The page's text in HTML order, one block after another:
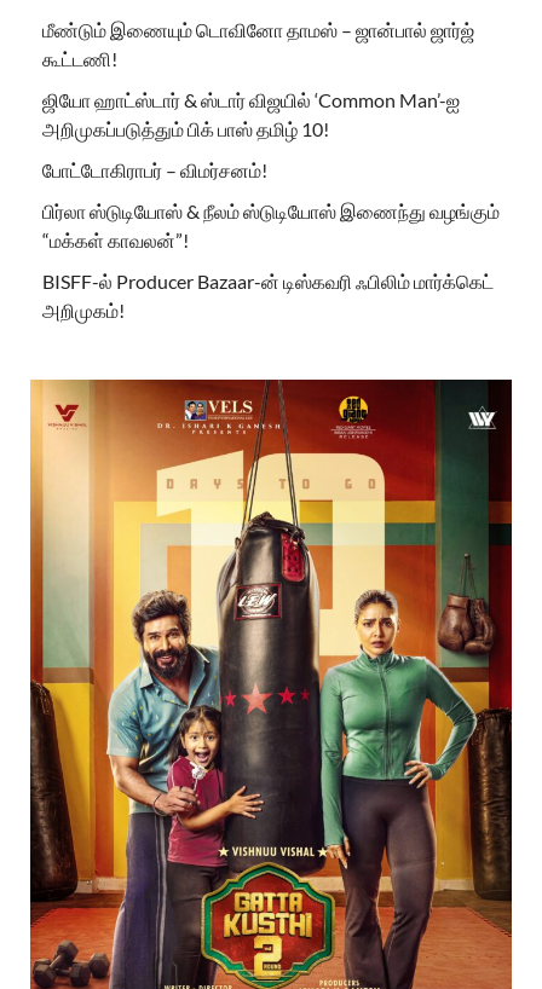
மீண்டும் இணையும் டொவினோ தாமஸ் – ஜான்பால் ஜார்ஜ்
கூட்டணி!
ஜியோ ஹாட்ஸ்டார் & ஸ்டார் விஜயில் ‘Common Man’-ஐ
அறிமுகப்படுத்தும் பிக் பாஸ் தமிழ் 10!
போட்டோகிராபர் – விமர்சனம்!
பிர்லா ஸ்டுடியோஸ் & நீலம் ஸ்டுடியோஸ் இணைந்து வழங்கும்
“மக்கள் காவலன்”!
BISFF-ல் Producer Bazaar-ன் டிஸ்கவரி ஃபிலிம் மார்க்கெட்
அறிமுகம்!